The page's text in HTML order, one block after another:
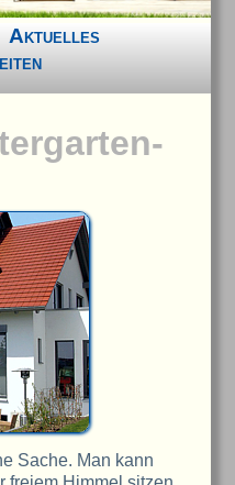
Aktuelles
Sache. Man kann